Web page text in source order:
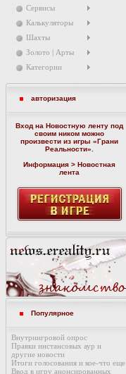
Сервисы
Калькуляторы
Шахты
Золото | Арты
Категории
авторизация
Вход на Новостную ленту под
своим ником можно
произвести из игры «Грани
Реальности».
Информация > Новостная
лента
Популярное
Внутриигровой опрос
Правки инстансовых аур и
другие новости
Итоги голосования и кое-что еще
Ввод в игру анонсированных